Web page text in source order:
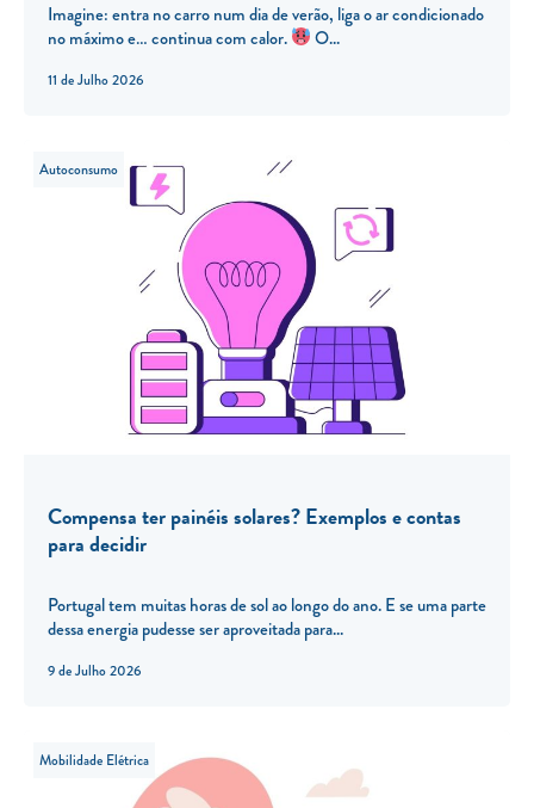
11 de Julho 2026
Imagine: entra no carro num dia de verão, liga o ar condicionado
no máximo e… continua com calor.
O...
9 de Julho 2026
Autoconsumo
Compensa ter painéis solares? Exemplos e contas
para decidir
Portugal tem muitas horas de sol ao longo do ano. E se uma parte
dessa energia pudesse ser aproveitada para...
Mobilidade Elétrica